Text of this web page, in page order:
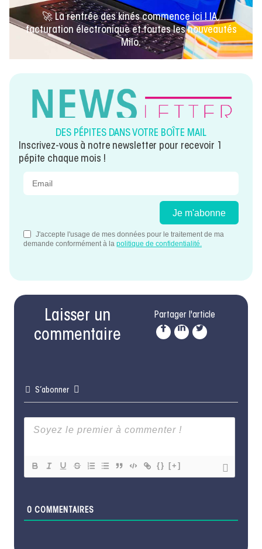
🚀 La rentrée des kinés commence ici ! IA,
facturation électronique et toutes les nouveautés
Milo.
DES PÉPITES DANS VOTRE BOÎTE MAIL
Inscrivez-vous à notre newsletter pour recevoir 1
pépite chaque mois !
Laisser un
commentaire
Partager l'article
S’abonner
{} [+]
0 COMMENTAIRES